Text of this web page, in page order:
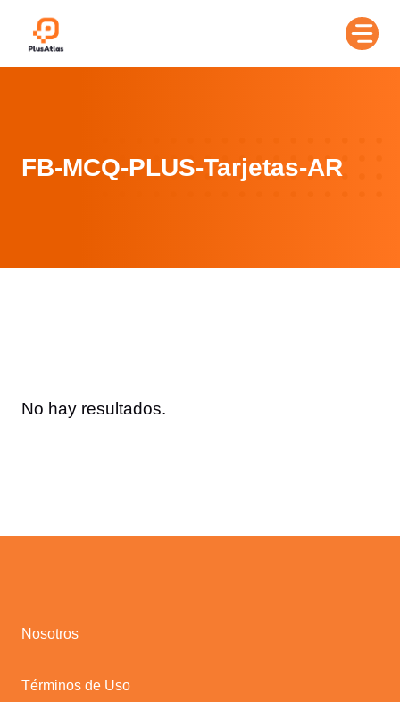
FB-MCQ-PLUS-Tarjetas-AR
No hay resultados.
Nosotros
Términos de Uso